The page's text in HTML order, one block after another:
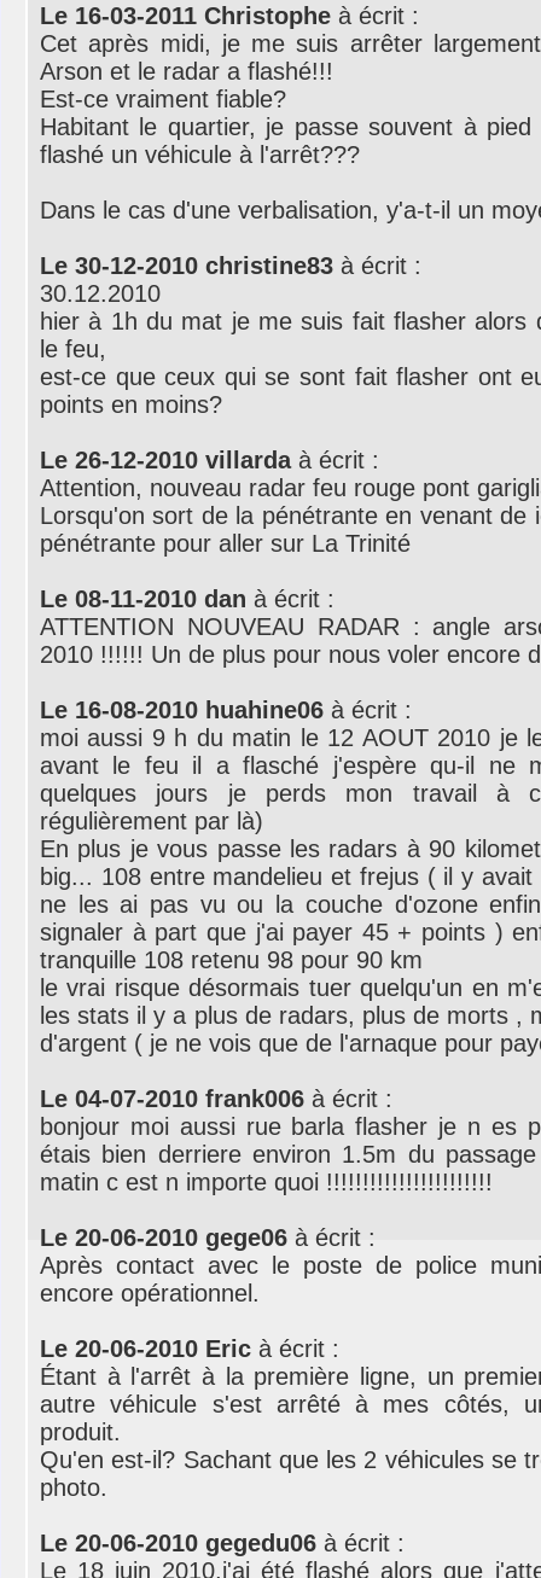
Le 16-03-2011 Christophe à écrit :
Cet après midi, je me suis arrêter
Arson et le radar a flashé!!!
Est-ce vraiment fiable?
Habitant le quartier, je passe souvent à
flashé un véhicule à l'arrêt???
Dans le cas d'une verbalisation, y'a-t-il un
Le 30-12-2010 christine83 à écrit :
30.12.2010
hier à 1h du mat je me suis fait flasher alors
le feu,
est-ce que ceux qui se sont fait flasher ont
points en moins?
Le 26-12-2010 villardaà écrit :
Attention, nouveau radar feu rouge pont
Lorsqu'on sort de la pénétrante en venant de
pénétrante pour aller sur La Trinité
Le 08-11-2010 dan à écrit :
ATTENTION NOUVEAU RADAR : angle
2010 !!!!!! Un de plus pour nous voler encore
Le 16-08-2010 huahine06 à écrit :
moi aussi 9 h du matin le 12 AOUT 2010 je
avant le feu il a flasché j'espère qu-il ne
quelques jours je perds mon travail à
régulièrement par là)
En plus je vous passe les radars à 90
big... 108 entre mandelieu et frejus ( il y
ne les ai pas vu ou la couche d'ozone
signaler à part que j'ai payer 45 + points )
tranquille 108 retenu 98 pour 90 km
le vrai risque désormais tuer quelqu'un en
les stats il y a plus de radars, plus de morts ,
d'argent ( je ne vois que de l'arnaque pour
Le 04-07-2010 frank006 à écrit :
bonjour moi aussi rue barla flasher je n es
étais bien derriere environ 1.5m du
matin c est n importe quoi !!!!!!!!!!!!!!!!!!!!!!!
Le 20-06-2010 gege06 à écrit :
Après contact avec le poste de police
encore opérationnel.
Le 20-06-2010 Eric à écrit :
Étant à l'arrêt à la première ligne, un
autre véhicule s'est arrêté à mes côtés,
produit.
Qu'en est-il? Sachant que les 2 véhicules se
photo.
Le 20-06-2010 gegedu06 à écrit :
Le 18 juin 2010,j'ai été flashé alors que